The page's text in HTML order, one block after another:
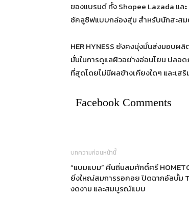
ของแบรนด์ ทั้ง Shopee Lazada แล
ซ์คลูซิฟแบบกล่องสุ่ม สำหรับนักสะสม
HER HYNESS ยังคงมุ่งมั่นส่งมอบ
มั่นในการดูแลผิวอย่างอ่อนโยน ปลอ
ที่สุดโดยไม่มีผลข้างเคียงใดๆ และเส
Facebook Comments
บทความก่อนหน้านี้
“แบมแบม” คืนถิ่นสมศักดิ์ศรี
ยิ่งใหญ่สมการรอคอย ปิดฉากอัลบั้ม
งดงาม และสมบูรณ์แบบ